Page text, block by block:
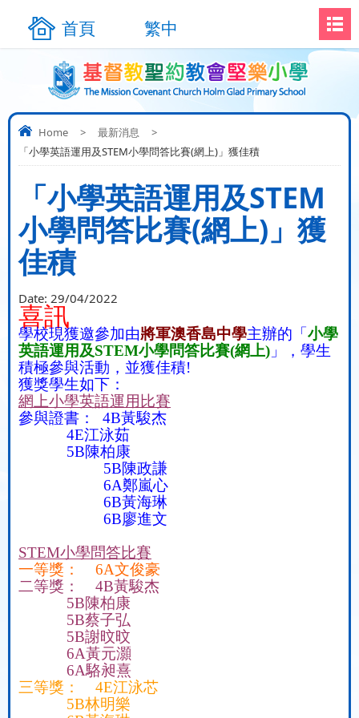
首頁 繁中
Home > 最新消息
>
「小學英語運用及STEM小學問答比賽(網上)」獲佳積
「小學英語運用及STEM
小學問答比賽(網上)」獲
佳積
Date: 29/04/2022
喜訊
學校現獲邀參加由將軍澳香島中學主辦的「 小學
英語運用及STEM小學問答比賽(網上) 」，學生
積極參與活動，並獲佳積!
獲獎學生如下：
網上小學英語運用比賽
參與證書：
4B黃駿杰
4E江泳茹
5B陳柏康
5B陳政謙
6A鄭嵐心
6B黃海琳
6B廖進文
STEM小學問答比賽
一等獎： 6A文俊豪
二等獎： 4B黃駿杰
5B陳柏康
5B蔡子弘
5B謝旼旼
6A黃元灝
6A駱昶熹
三等獎： 4E江泳芯
5B林明樂